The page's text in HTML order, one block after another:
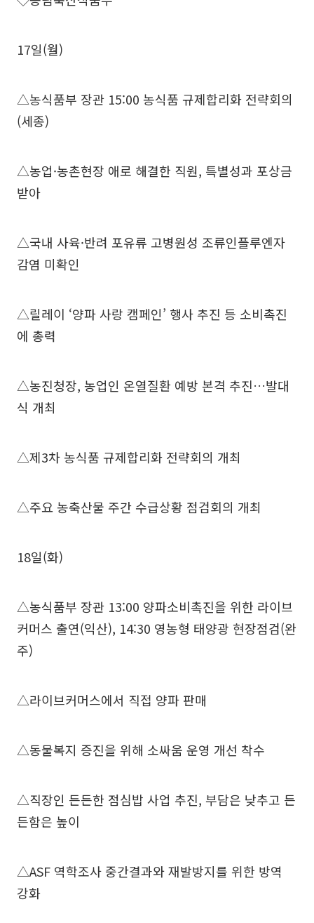
17일(월)
△농식품부 장관 15:00 농식품 규제합리화 전략회의
(세종)
△농업·농촌현장 애로 해결한 직원, 특별성과 포상금
받아
△국내 사육·반려 포유류 고병원성 조류인플루엔자
감염 미확인
△릴레이 ‘양파 사랑 캠페인’ 행사 추진 등 소비촉진
에 총력
△농진청장, 농업인 온열질환 예방 본격 추진…발대
식 개최
△제3차 농식품 규제합리화 전략회의 개최
△주요 농축산물 주간 수급상황 점검회의 개최
18일(화)
△농식품부 장관 13:00 양파소비촉진을 위한 라이브
커머스 출연(익산), 14:30 영농형 태양광 현장점검(완
주)
△라이브커머스에서 직접 양파 판매
△동물복지 증진을 위해 소싸움 운영 개선 착수
△직장인 든든한 점심밥 사업 추진, 부담은 낮추고 든
든함은 높이
△ASF 역학조사 중간결과와 재발방지를 위한 방역
강화